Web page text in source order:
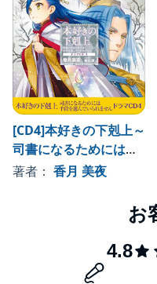
[CD4]本好きの下剋上～
司書になるためには手
段を選んでいられませ
著者： 香月 美夜